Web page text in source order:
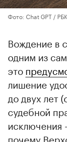
Фото: Chat GPT / РБК
Вождение в
одним из
это
лишение
до двух лет
судебной
исключения
почему